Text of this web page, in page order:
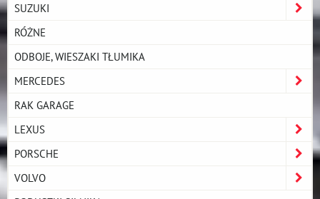
SUZUKI
RÓŻNE
ODBOJE, WIESZAKI TŁUMIKA
MERCEDES
RAK GARAGE
LEXUS
PORSCHE
VOLVO